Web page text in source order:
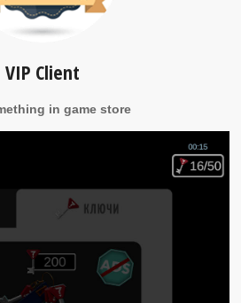
VIP Client
in game store